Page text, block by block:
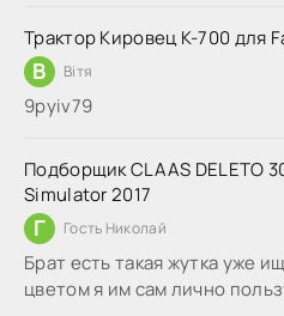
Трактор Кировец К-700 для
В Вітя
9руіv79
Подборщик CLAAS DELETO
Simulator 2017
Г Гость Николай
Брат есть такая жутка уже
цветом я им сам лично